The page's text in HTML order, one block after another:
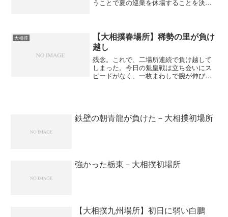
うことで夏の巡業を休場することを決め
り、出稽古では出先で相手力...
大相撲
【大相撲春場所】稀勢の里が負け
越し
残念。これで、二場所連続で負け越して
しまった。今日の魁皇戦は立ち会いにス
ピードがなく、一枚まわしで腕が伸びき
鉄壁の朝青龍が負けた－大相撲初場所
強かった栃東－大相撲初場所
【大相撲九州場所】初日に弱い白鵬